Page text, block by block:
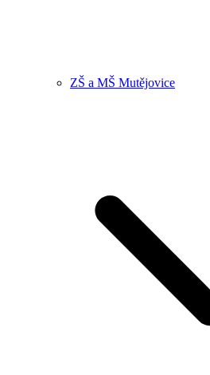
ZŠ a MŠ Mutějovice